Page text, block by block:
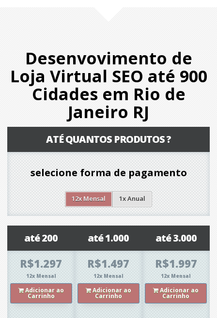
Desenvovimento de
Loja Virtual SEO até 900
Cidades em Rio de
Janeiro RJ
ATÉ QUANTOS PRODUTOS ?
selecione forma de pagamento
12x Mensal 1x Anual
até 200
R$1.297
12x Mensal
Adicionar ao
Carrinho
até 1.000
R$1.497
12x Mensal
Adicionar ao
Carrinho
até 3.000
R$1.997
12x Mensal
Adicionar ao
Carrinho